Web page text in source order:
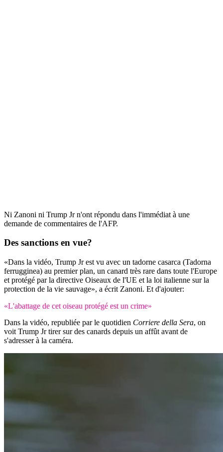
Ni Zanoni ni Trump Jr n'ont répondu dans l'immédiat à une
demande de commentaires de l'AFP.
Des sanctions en vue?
«Dans la vidéo, Trump Jr est vu avec un tadorne casarca (Tadorna
ferrugginea) au premier plan, un canard très rare dans toute l'Europe
et protégé par la directive Oiseaux de l'UE et la loi italienne sur la
protection de la vie sauvage», a écrit Zanoni. Et d'ajouter:
«L'abattage de cet oiseau protégé est un crime»
Dans la vidéo, republiée par le quotidien Corriere della Sera, on
voit Trump Jr tirer sur des canards depuis un affût avant de
s'adresser à la caméra.